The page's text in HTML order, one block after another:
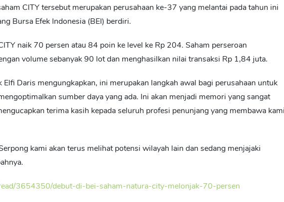
CITY tersebut merupakan perusahaan ke-37 yang melantai pada tahun ini
Bursa Efek Indonesia (BEI) berdiri.
naik 70 persen atau 84 poin ke level ke Rp 204. Saham perseroan
volume sebanyak 90 lot dan menghasilkan nilai transaksi Rp 1,84 juta.
Daris mengungkapkan, ini merupakan langkah awal bagi perusahaan untuk
sumber daya yang ada. Ini akan menjadi memori yang sangat
terima kasih kepada seluruh profesi penunjang yang membawa kami
kami akan terus melihat potensi wilayah lain dan sedang menjajaki
3654350/debut-di-bei-saham-natura-city-melonjak-70-persen